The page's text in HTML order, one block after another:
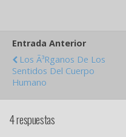
Entrada Anterior
Los Ã³rganos De Los
Sentidos Del Cuerpo
Humano
4 respuestas